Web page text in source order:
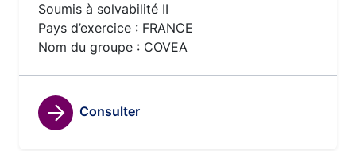
Soumis à solvabilité II
Pays d’exercice : FRANCE
Nom du groupe : COVEA
Consulter